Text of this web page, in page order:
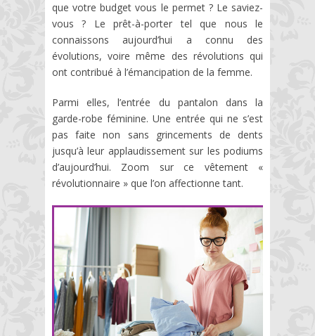
que votre budget vous le permet ? Le saviez-
vous ? Le prêt-à-porter tel que nous le
connaissons aujourd’hui a connu des
évolutions, voire même des révolutions qui
ont contribué à l’émancipation de la femme.
Parmi elles, l’entrée du pantalon dans la
garde-robe féminine. Une entrée qui ne s’est
pas faite non sans grincements de dents
jusqu’à leur applaudissement sur les podiums
d’aujourd’hui. Zoom sur ce vêtement «
révolutionnaire » que l’on affectionne tant.